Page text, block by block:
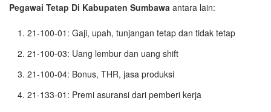
Pegawai Tetap Di Kabupaten Sumbawa antara lain:
21-100-01: Gaji, upah, tunjangan tetap dan tidak tetap
21-100-03: Uang lembur dan uang shift
21-100-04: Bonus, THR, jasa produksi
21-133-01: Premi asuransi dari pemberi kerja